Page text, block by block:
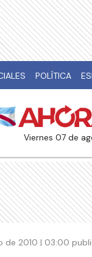
POLÍTICA
viernes 07 de
de 2010 | 03:00